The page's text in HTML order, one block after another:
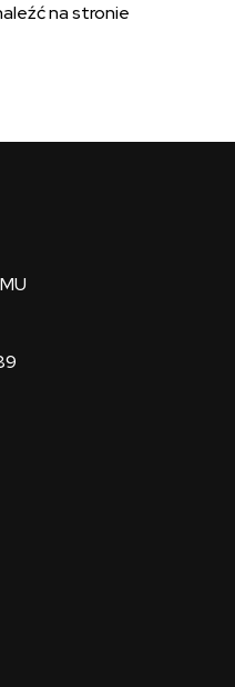
na stronie